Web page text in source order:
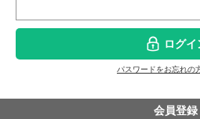
ログイ
パスワードをお忘れの
会員登録